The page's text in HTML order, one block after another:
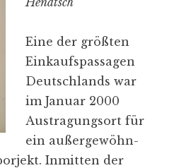
Eine der größten
Einkaufs­pas­sagen
Deutsch­lands war
im Januar 2000
Austra­gungsort für
ein außer­ge­wöhn­
Inmitten der